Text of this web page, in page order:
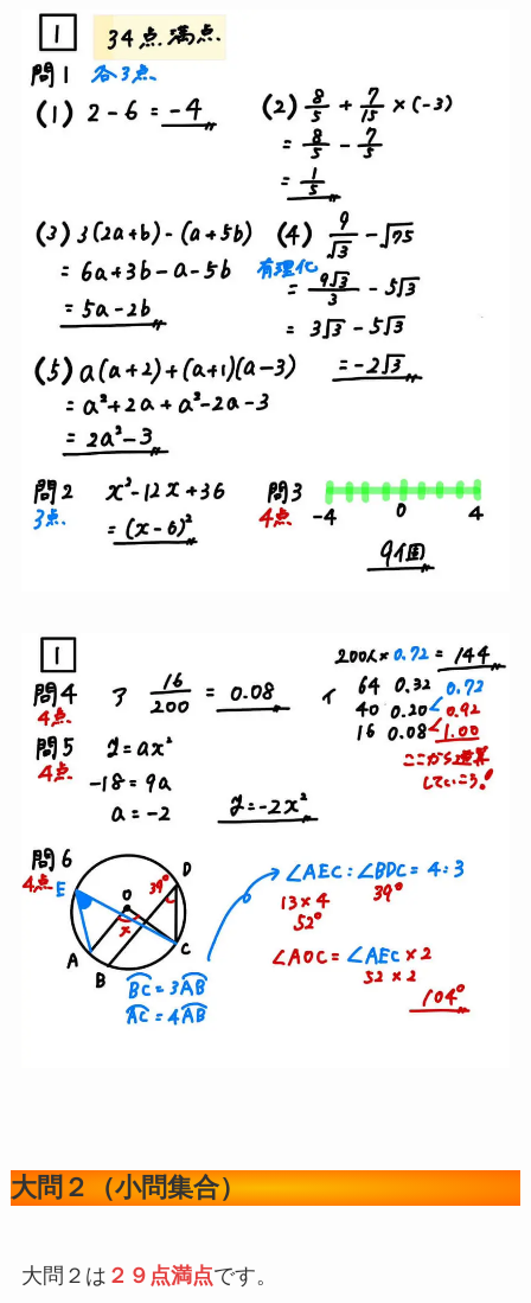
読み飛ばしリスト
大問１（小問集合）
大問４（平面図形）
【2023】和歌山県公立高校入試まとめ
大問１（小問集合）